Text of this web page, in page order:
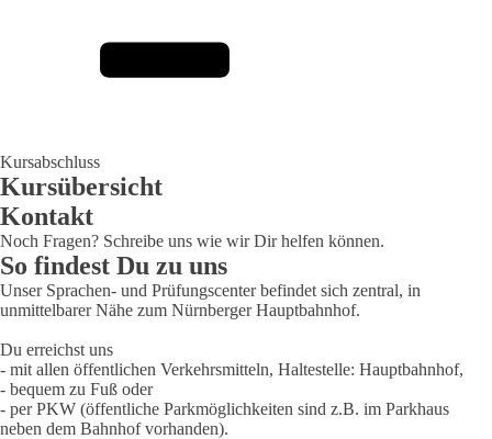
Kursabschluss
Kursübersicht
Kontakt
Noch Fragen? Schreibe uns wie wir Dir helfen können.
So findest Du zu uns
Unser Sprachen- und Prüfungscenter befindet sich zentral, in
unmittelbarer Nähe zum Nürnberger Hauptbahnhof.
Du erreichst uns
- mit allen öffentlichen Verkehrsmitteln, Haltestelle: Hauptbahnhof,
- bequem zu Fuß oder
- per PKW (öffentliche Parkmöglichkeiten sind z.B. im Parkhaus
neben dem Bahnhof vorhanden).